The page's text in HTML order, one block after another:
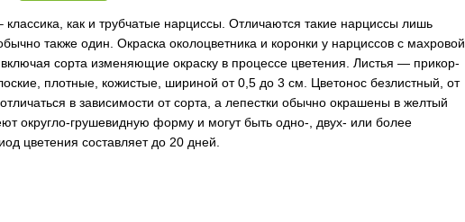
как и трубчатые нарциссы. Отличаются такие нарциссы лишь
также один. Окраска околоцветника и коронки у нарциссов с махровой
сорта изменяющие окраску в процессе цветения. Листья — прикор­
плотные, кожистые, шириной от 0,5 до 3 см. Цветонос безлистный, от
в зависимости от сорта, а лепестки обычно окрашены в желтый
ок­ругло-грушевидную форму и могут быть одно-, двух- или более
цветения составляет до 20 дней.